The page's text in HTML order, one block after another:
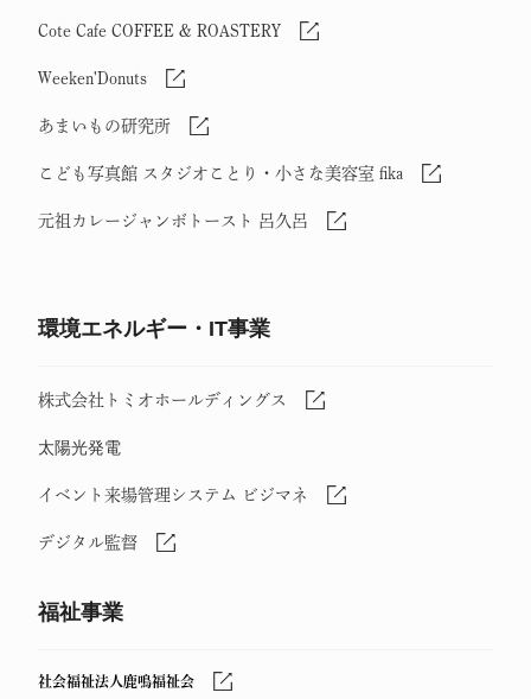
Cote Cafe COFFEE & ROASTERY
Weeken'Donuts
あまいもの研究所
こども写真館 スタジオことり・小さな美容室 fika
元祖カレージャンボトースト 呂久呂
環境エネルギー・IT事業
株式会社トミオホールディングス
太陽光発電
イベント来場管理システム ビジマネ
デジタル監督
福祉事業
社会福祉法人鹿鳴福祉会